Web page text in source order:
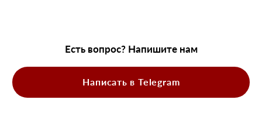
Есть вопрос? Напишите нам
Написать в Telegram